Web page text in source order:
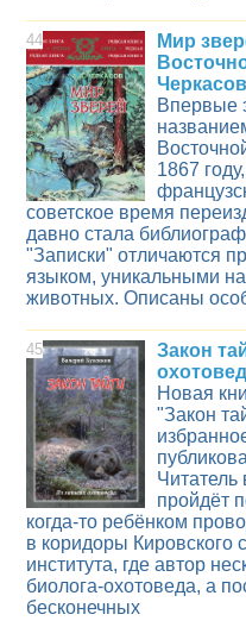
44
Мир
Черкасов
Впервые
1867
советское время
давно стала
"Записки" отличаются
языком, уникальными
животных. Описаны
45
Закон
Новая
"Закон
Читатель
пройдёт
когда-то ребёнком
в коридоры Кировского
института, где автор
биолога-охотоведа, а
бесконечных